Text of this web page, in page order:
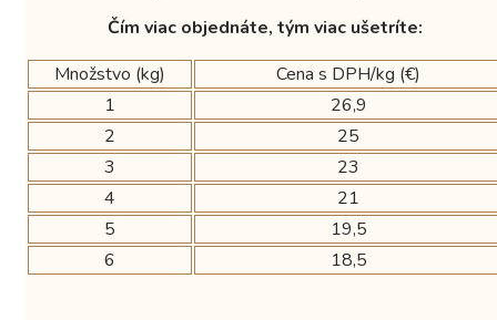
Čím viac objednáte, tým viac ušetríte:
Množstvo (kg)
Cena s DPH/kg (€)
1
26,9
2
25
3
23
4
21
5
19,5
6
18,5